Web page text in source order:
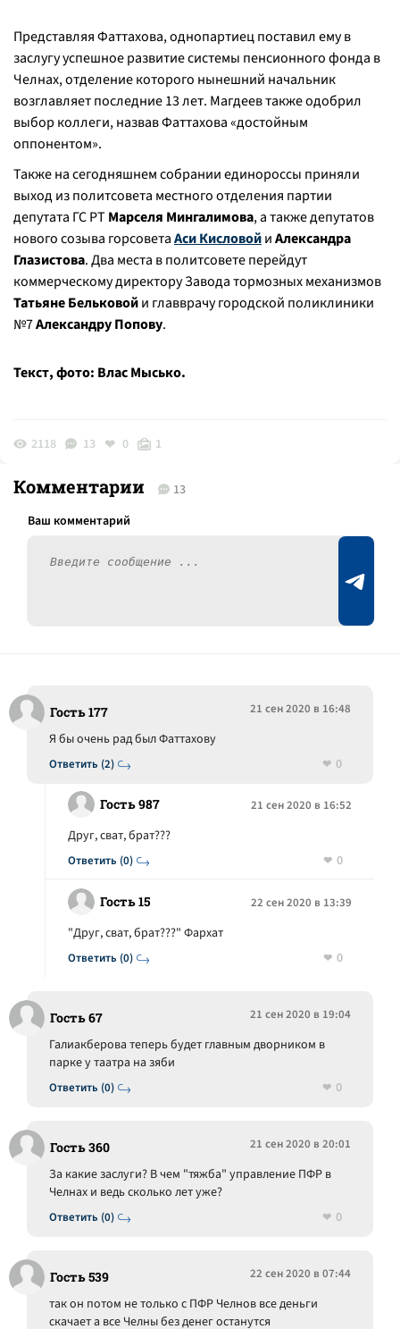
Представляя Фаттахова, однопартиец поставил ему в
заслугу успешное развитие системы пенсионного фонда в
Челнах, отделение которого нынешний начальник
возглавляет последние 13 лет. Магдеев также одобрил
выбор коллеги, назвав Фаттахова «достойным
оппонентом».
Также на сегодняшнем собрании единороссы приняли
выход из политсовета местного отделения партии
депутата ГС РТ Марселя Мингалимова, а также депутатов
нового созыва горсоветаАси КисловойиАлександра
Глазистова. Два места в политсовете перейдут
коммерческому директору Завода тормозных механизмов
Татьяне Бельковойи главврачу городской поликлиники
№7Александру Попову.
Текст, фото: Влас Мысько.
2118 13 0 1
Комментарии 13
Гость 177 21 сен 2020 в 16:48
Ответить (2)
Я бы очень рад был Фаттахову
0
Гость 987 21 сен 2020 в 16:52
Ответить (0)
Друг, сват, брат???
0
Гость 15 22 сен 2020 в 13:39
Ответить (0)
"Друг, сват, брат???" Фархат
0
Гость 67 21 сен 2020 в 19:04
Ответить (0)
Галиакберова теперь будет главным дворником в
парке у таатра на зяби
0
Гость 360 21 сен 2020 в 20:01
Ответить (0)
За какие заслуги? В чем "тяжба" управление ПФР в
Челнах и ведь сколько лет уже?
0
Гость 539 22 сен 2020 в 07:44
так он потом не только с ПФР Челнов все деньги
скачает а все Челны без денег останутся